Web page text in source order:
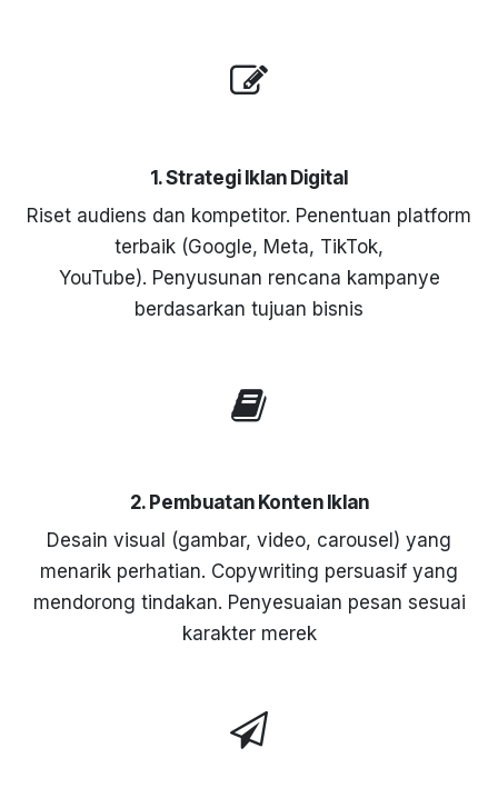
1. Strategi Iklan Digital
Riset audiens dan kompetitor. Penentuan platform
terbaik (Google, Meta, TikTok,
YouTube). Penyusunan rencana kampanye
berdasarkan tujuan bisnis
2. Pembuatan Konten Iklan
Desain visual (gambar, video, carousel) yang
menarik perhatian. Copywriting persuasif yang
mendorong tindakan. Penyesuaian pesan sesuai
karakter merek